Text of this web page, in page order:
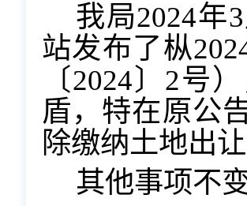
我局2024年3
站发布了枞202
〔 2024 〕 2号）
盾，特在原公
除缴纳土地出
其他事项不变